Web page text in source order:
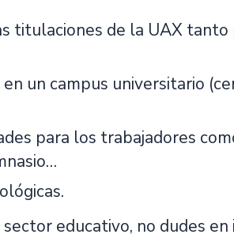
titulaciones de la UAX tanto
un campus universitario
para los trabajadores
educativo, no dudes en